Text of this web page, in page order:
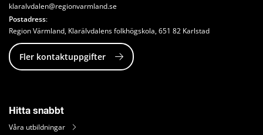
klaralvdalen@regionvarmland.se
Postadress:
Region Värmland, Klarälvdalens folkhögskola, 651 82 Karlstad
Fler kontaktuppgifter
Hitta snabbt
Våra utbildningar